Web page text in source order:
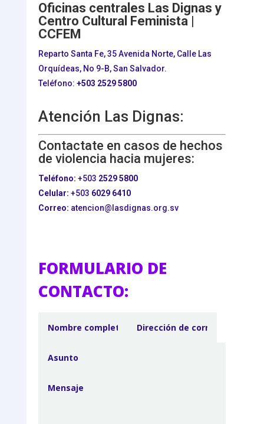
Oficinas centrales Las Dignas y
Centro Cultural Feminista |
CCFEM
Reparto Santa Fe, 35 Avenida Norte, Calle Las
Orquídeas, No 9-B, San Salvador.
Teléfono: +503 2529 5800
Atención Las Dignas:
Contactate en casos de hechos
de violencia hacia mujeres:
Teléfono: +503 2529 5800
Celular: +503 6029 6410
Correo: atencion@lasdignas.org.sv
FORMULARIO DE
CONTACTO: